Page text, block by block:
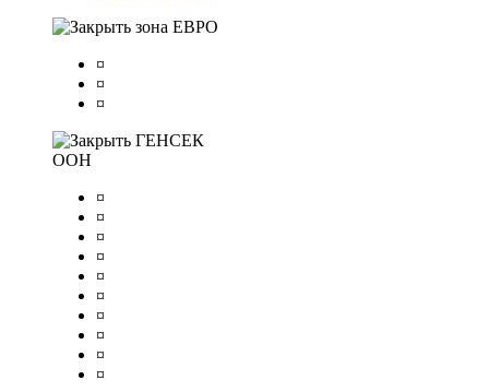
зона ЕВРО
¤
¤
¤
ГЕНСЕК
ООН
¤
¤
¤
¤
¤
¤
¤
¤
¤
¤